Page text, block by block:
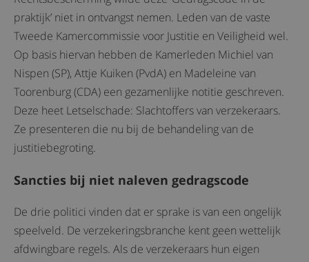
praktijk’ niet in ontvangst nemen. Leden van de vaste
Tweede Kamercommissie voor Justitie en Veiligheid wel.
Op basis hiervan hebben de Kamerleden Michiel van
Nispen (SP), Attje Kuiken (PvdA) en Madeleine van
Toorenburg (CDA) een gezamenlijke notitie geschreven.
Deze heet Letselschade: Slachtoffers van verzekeraars.
Ze presenteren die nu bij de behandeling van de
justitiebegroting.
Sancties bij niet naleven gedragscode
De drie politici vinden dat er sprake is van een ongelijk
speelveld. De verzekeringsbranche kent geen wettelijk
afdwingbare regels. Als de verzekeraars hun eigen